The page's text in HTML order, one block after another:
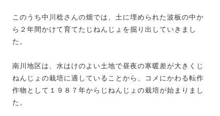
このうち中川稔さんの畑では、土に埋められた波板の中か
ら２年間かけて育てたじねんじょを掘り出していきまし
た。
南川地区は、水はけのよい土地で昼夜の寒暖差が大きくじ
ねんじょの栽培に適していることから、コメにかわる転作
作物として１９８７年からじねんじょの栽培が始まりまし
た。